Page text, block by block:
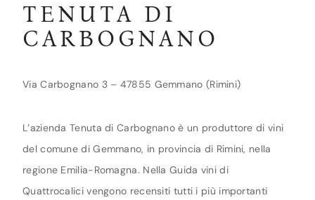
TENUTA DI
CARBOGNANO
Via Carbognano 3 – 47855 Gemmano (Rimini)
L’azienda Tenuta di Carbognano è un produttore di vini
del comune di Gemmano, in provincia di Rimini, nella
regione Emilia-Romagna. Nella Guida vini di
Quattrocalici vengono recensiti tutti i più importanti